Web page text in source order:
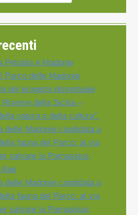
Petralia e Madonie
Parco delle Madonie
del progetto distrettuale
Riserve della Sicilia –
natura e della cultura”.
delle Madonie candidata a
fauna del Parco: al via
salvare la Parnassius
delle Madonie candidata a
fauna del Parco: al via
salvare la Parnassius